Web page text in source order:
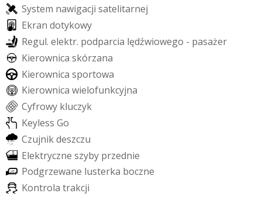
System nawigacji satelitarnej
Ekran dotykowy
Regul. elektr. podparcia lędźwiowego - pasażer
Kierownica skórzana
Kierownica sportowa
Kierownica wielofunkcyjna
Cyfrowy kluczyk
Keyless Go
Czujnikdeszczu
Elektryczne szyby przednie
Podgrzewane lusterka boczne
Kontrola trakcji